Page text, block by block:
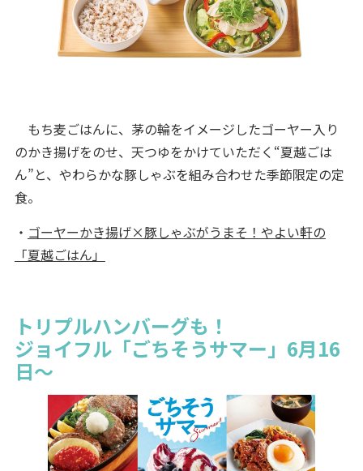
もち麦ごはんに、茅の輪をイメージしたゴーヤー入り
のかき揚げをのせ、天つゆをかけていただく“夏越ごは
ん”と、やわらかな豚しゃぶを組み合わせた季節限定の定
食。
・ ゴーヤーかき揚げ×豚しゃぶがうまそ！やよい軒の
「夏越ごはん」
トリプルハンバーグも！
ジョイフル「ごちそうサマー」6月16
日～